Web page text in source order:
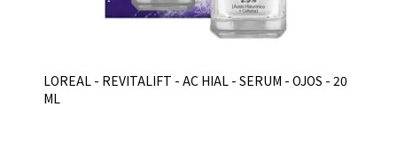
LOREAL - REVITALIFT - AC HIAL - SERUM - OJOS - 20
ML